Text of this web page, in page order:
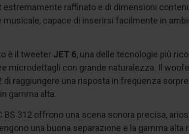
estremamente raffinato e di dimensioni
musicale, capace di inserirsi facilmente in
è il tweeter JET 6, una delle tecnologie più
microdettagli con grande naturalezza. Il
di raggiungere una risposta in frequenza
in gamma alta.
BS 312 offrono una scena sonora precisa,
una buona separazione e la gamma